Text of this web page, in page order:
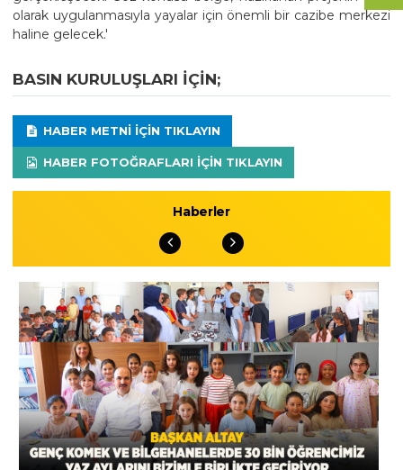
olarak uygulanmasıyla yayalar için önemli bir cazibe merkezi
haline gelecek.'
BASIN KURULUŞLARI IÇIN;
HABER METNI IÇIN TIKLAYIN
HABER FOTOĞRAFLARI IÇIN TIKLAYIN
Haberler